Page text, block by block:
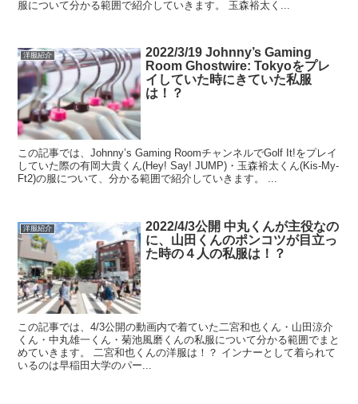
服について分かる範囲で紹介していきます。 玉森裕太く...
洋服紹介
2022/3/19 Johnny’s Gaming
Room Ghostwire: Tokyoをプレ
イしていた時にきていた私服
は！？
この記事では、Johnny’s Gaming RoomチャンネルでGolf It!をプレイ
していた際の有岡大貴くん(Hey! Say! JUMP)・玉森裕太くん(Kis-My-
Ft2)の服について、分かる範囲で紹介していきます。 ...
洋服紹介
2022/4/3公開 中丸くんが主役なの
に、山田くんのポンコツが目立っ
た時の４人の私服は！？
この記事では、4/3公開の動画内で着ていた二宮和也くん・山田涼介
くん・中丸雄一くん・菊池風磨くんの私服について分かる範囲でまと
めていきます。 二宮和也くんの洋服は！？ インナーとして着られて
いるのは早稲田大学のパー...